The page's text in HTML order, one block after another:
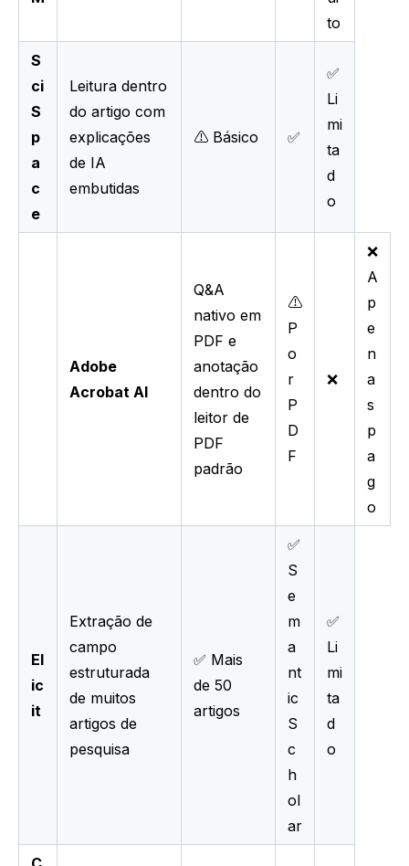
to
S
ci
S
p
a
c
e
Leitura dentro
do artigo com
explicações
de IA
embutidas
⚠️ Básico ✅
✅
Li
mi
ta
d
o
Adobe
Acrobat AI
Q&A
nativo em
PDF e
anotação
dentro do
leitor de
PDF
padrão
⚠️
P
o
r
P
D
F
❌
❌
A
p
e
n
a
s
p
a
g
o
El
ic
it
Extração de
campo
estruturada
de muitos
artigos de
pesquisa
✅ Mais
de 50
artigos
✅
S
e
m
a
nt
ic
S
c
h
ol
ar
✅
Li
mi
ta
d
o